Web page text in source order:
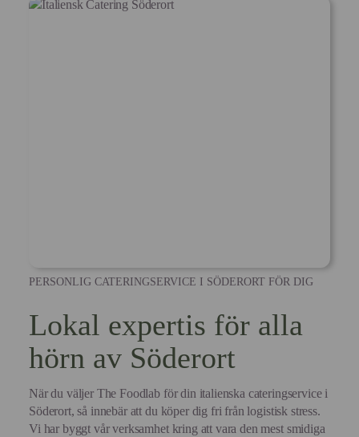
PERSONLIG CATERINGSERVICE I SÖDERORT FÖR DIG
Lokal expertis för alla
hörn av Söderort
När du väljer The Foodlab för din italienska cateringservice i
Söderort, så innebär att du köper dig fri från logistisk stress.
Vi har byggt vår verksamhet kring att vara den mest smidiga